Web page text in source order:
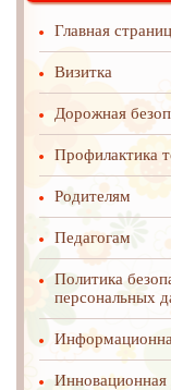
Главная
Визитка
Дорожная
Профилактика
Родителям
Педагогам
Политика
персональных
Инновационная